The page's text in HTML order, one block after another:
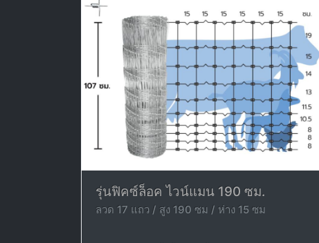
รุ่นฟิคซ์ล็อค ไวน์แมน 190 ซม.
ลวด 17 แถว / สูง 190 ซม / ห่าง 15 ซม